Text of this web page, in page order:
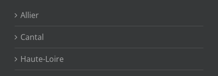
Allier
Cantal
Haute-Loire